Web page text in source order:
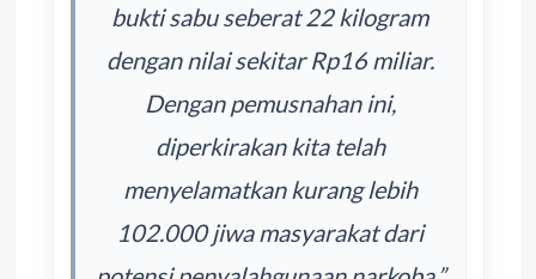
bukti sabu seberat 22 kilogram
dengan nilai sekitar Rp16 miliar.
Dengan pemusnahan ini,
diperkirakan kita telah
menyelamatkan kurang lebih
102.000 jiwa masyarakat dari